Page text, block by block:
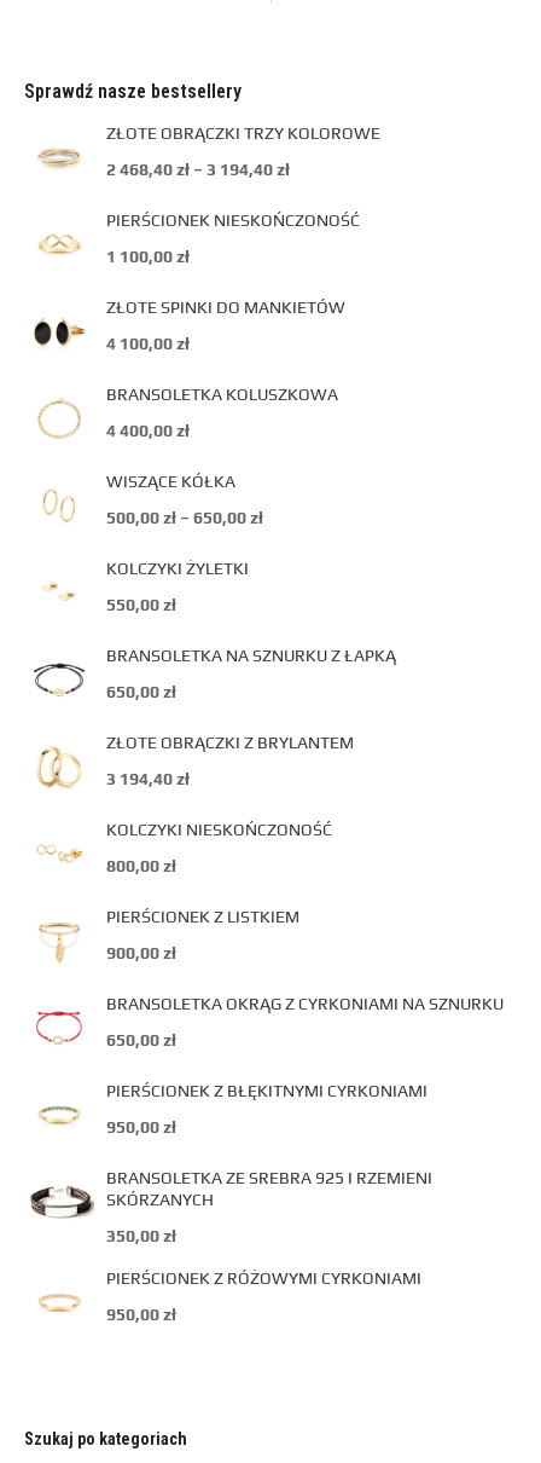
Sprawdź nasze bestsellery
ZŁOTE OBRĄCZKI TRZY KOLOROWE
2 468,40zł – 3 194,40zł
PIERŚCIONEK NIESKOŃCZONOŚĆ
1 100,00zł
ZŁOTE SPINKI DO MANKIETÓW
4 100,00zł
BRANSOLETKA KOLUSZKOWA
4 400,00zł
WISZĄCE KÓŁKA
500,00zł – 650,00zł
KOLCZYKI ŻYLETKI
550,00zł
BRANSOLETKA NA SZNURKU Z ŁAPKĄ
650,00zł
ZŁOTE OBRĄCZKI Z BRYLANTEM
3 194,40zł
KOLCZYKI NIESKOŃCZONOŚĆ
800,00zł
PIERŚCIONEK Z LISTKIEM
900,00zł
BRANSOLETKA OKRĄG Z CYRKONIAMI NA SZNURKU
650,00zł
PIERŚCIONEK Z BŁĘKITNYMI CYRKONIAMI
950,00zł
BRANSOLETKA ZE SREBRA 925 I RZEMIENI
SKÓRZANYCH
350,00zł
PIERŚCIONEK Z RÓŻOWYMI CYRKONIAMI
950,00zł
Szukaj po kategoriach